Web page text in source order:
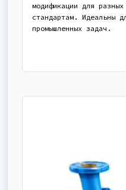
модификации для
стандартам. Идеальны
промышленных задач.